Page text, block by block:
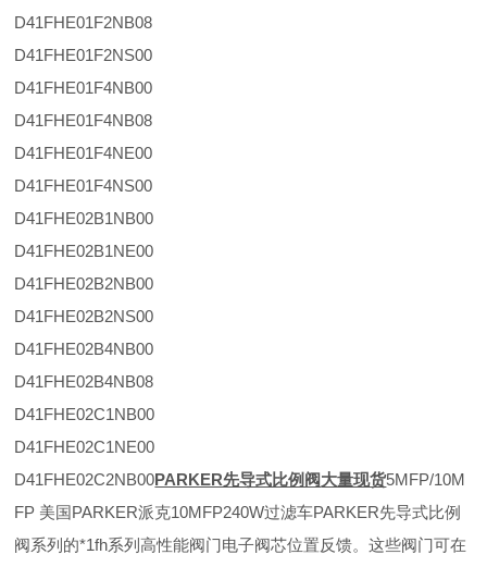
D41FHE01F2NB08
D41FHE01F2NS00
D41FHE01F4NB00
D41FHE01F4NB08
D41FHE01F4NE00
D41FHE01F4NS00
D41FHE02B1NB00
D41FHE02B1NE00
D41FHE02B2NB00
D41FHE02B2NS00
D41FHE02B4NB00
D41FHE02B4NB08
D41FHE02C1NB00
D41FHE02C1NE00
D41FHE02C2NB00PARKER先导式比例阀大量现货5MFP/10M
FP 美国PARKER派克10MFP240W过滤车PARKER先导式比例
阀系列的*1fh系列高性能阀门电子阀芯位置反馈。这些阀门可在